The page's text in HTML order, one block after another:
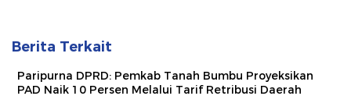
Berita Terkait
Paripurna DPRD: Pemkab Tanah Bumbu Proyeksikan
PAD Naik 10 Persen Melalui Tarif Retribusi Daerah